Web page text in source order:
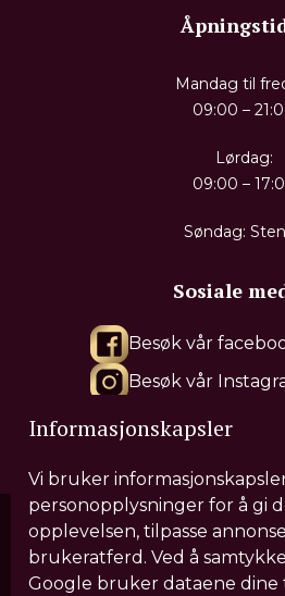
Informasjonskapsler
Vi bruker
personopplysninger for å gi
opplevelsen, tilpasse
brukeratferd. Ved å
Google bruker dataene dine
Mandag til
09:00 –
Lørdag:
09:00 –
Søndag:
Sosiale
Besøk vår
Besøk vår
Besøk vår Tiktok-
Våre